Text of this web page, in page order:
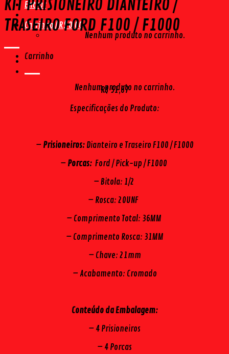
Entrar
Carrinho /R$0,00
Nenhum produto no carrinho.
Carrinho
Nenhum produto no carrinho.
KIT PRISIONEIRO DIANTEIRO /
TRASEIRO FORD F100 / F1000
R$51,67
Especificações do Produto:
– Prisioneiros:Dianteiro e Traseiro F100 / F1000
– Porcas: Ford / Pick-up / F1000
– Bitola: 1/2
– Rosca: 20UNF
– Comprimento Total: 36MM
– Comprimento Rosca: 31MM
– Chave: 21mm
– Acabamento: Cromado
Conteúdo da Embalagem:
– 4 Prisioneiros
– 4 Porcas